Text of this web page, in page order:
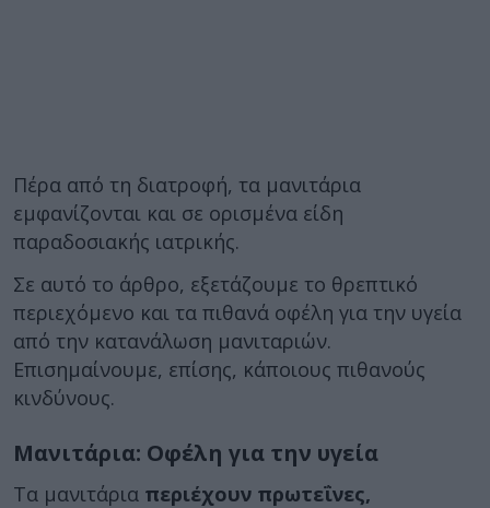
Πέρα από τη διατροφή, τα μανιτάρια
εμφανίζονται και σε ορισμένα είδη
παραδοσιακής ιατρικής.
Σε αυτό το άρθρο, εξετάζουμε το θρεπτικό
περιεχόμενο και τα πιθανά οφέλη για την υγεία
από την κατανάλωση μανιταριών.
Επισημαίνουμε, επίσης, κάποιους πιθανούς
κινδύνους.
Μανιτάρια: Οφέλη για την υγεία
Τα μανιτάρια περιέχουν πρωτεΐνες,